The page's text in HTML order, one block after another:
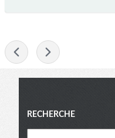
Menu
RECHERCHE